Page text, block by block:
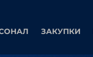
ЗАКУПКИ